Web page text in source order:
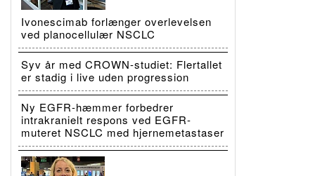
Ivonescimab forlænger overlevelsen
ved planocellulær NSCLC
Syv år med CROWN-studiet: Flertallet
er stadig i live uden progression
Ny EGFR-hæmmer forbedrer
intrakranielt respons ved EGFR-
muteret NSCLC med hjernemetastaser